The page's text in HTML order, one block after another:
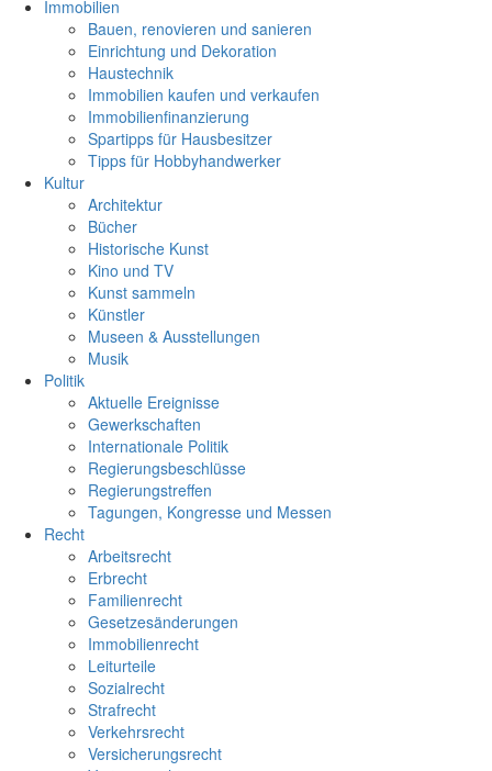
Immobilien
Bauen, renovieren und sanieren
Einrichtung und Dekoration
Haustechnik
Immobilien kaufen und verkaufen
Immobilienfinanzierung
Spartipps für Hausbesitzer
Tipps für Hobbyhandwerker
Kultur
Architektur
Bücher
Historische Kunst
Kino und TV
Kunst sammeln
Künstler
Museen & Ausstellungen
Musik
Politik
Aktuelle Ereignisse
Gewerkschaften
Internationale Politik
Regierungsbeschlüsse
Regierungstreffen
Tagungen, Kongresse und Messen
Recht
Arbeitsrecht
Erbrecht
Familienrecht
Gesetzesänderungen
Immobilienrecht
Leiturteile
Sozialrecht
Strafrecht
Verkehrsrecht
Versicherungsrecht